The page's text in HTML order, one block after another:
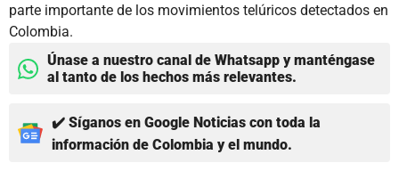
parte importante de los movimientos telúricos detectados en
Colombia.
Únase a nuestro canal de Whatsapp y manténgase
al tanto de los hechos más relevantes.
✔️ Síganos en Google Noticias con toda la
información de Colombia y el mundo.